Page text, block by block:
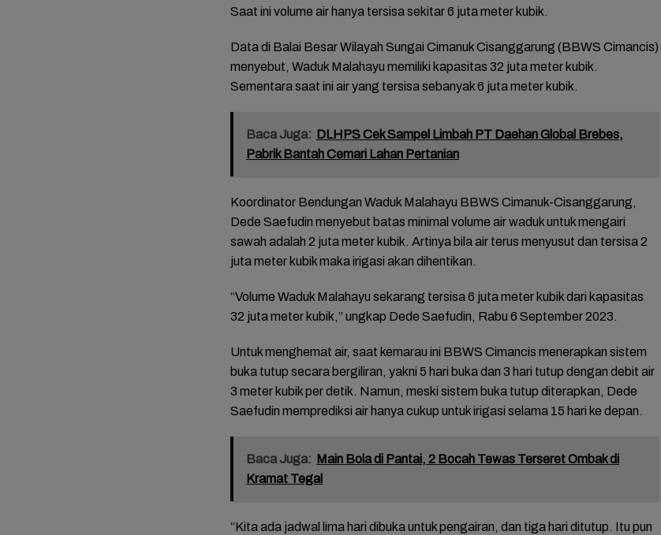
Saat ini volume air hanya tersisa sekitar 6 juta meter kubik.
Data di Balai Besar Wilayah Sungai Cimanuk Cisanggarung (BBWS Cimancis)
menyebut, Waduk Malahayu memiliki kapasitas 32 juta meter kubik.
Sementara saat ini air yang tersisa sebanyak 6 juta meter kubik.
Baca Juga: DLHPS Cek Sampel Limbah PT Daehan Global Brebes,
Pabrik Bantah Cemari Lahan Pertanian
Koordinator Bendungan Waduk Malahayu BBWS Cimanuk-Cisanggarung,
Dede Saefudin menyebut batas minimal volume air waduk untuk mengairi
sawah adalah 2 juta meter kubik. Artinya bila air terus menyusut dan tersisa 2
juta meter kubik maka irigasi akan dihentikan.
“Volume Waduk Malahayu sekarang tersisa 6 juta meter kubik dari kapasitas
32 juta meter kubik,” ungkap Dede Saefudin, Rabu 6 September 2023.
Untuk menghemat air, saat kemarau ini BBWS Cimancis menerapkan sistem
buka tutup secara bergiliran, yakni 5 hari buka dan 3 hari tutup dengan debit air
3 meter kubik per detik. Namun, meski sistem buka tutup diterapkan, Dede
Saefudin memprediksi air hanya cukup untuk irigasi selama 15 hari ke depan.
Baca Juga: Main Bola di Pantai, 2 Bocah Tewas Terseret Ombak di
Kramat Tegal
“Kita ada jadwal lima hari dibuka untuk pengairan, dan tiga hari ditutup. Itu pun
FOTO: Khidmat dan
Mariah Agenda
Tasyakuran Sambut
Bupati Brebes
FOTO: Daya Tarik
Celosia Semarang,
Wisata Kekinian
FOTO: Wisata
Kebun Teh Kaligua
Brebes Dipenuhi
Gelondongan Kayu